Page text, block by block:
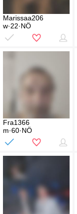
Marissaa206
w·22·NÖ
Fra1366
m·60·NÖ